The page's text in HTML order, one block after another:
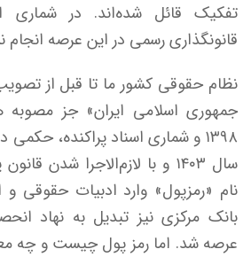
تفکیک قائل شده‌اند. در شماری
قانونگذاری رسمی در این عرصه
نظام حقوقی کشور ما تا قبل از
جمهوری اسلامی ایران» جز مصوبه
۱۳۹۸ و شماری اسناد پراکنده،
سال ۱۴۰۳ و با لازم‌الاجرا
نام «رمزپول» وارد ادبیات حقوقی
بانک مرکزی نیز تبدیل به نهاد
عرصه شد. اما رمز پول چیست و چه